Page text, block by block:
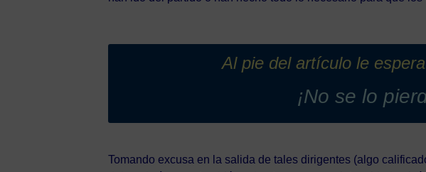
Al pie del artículo le
¡No se lo
Tomando excusa en la salida de tales dirigentes (algo